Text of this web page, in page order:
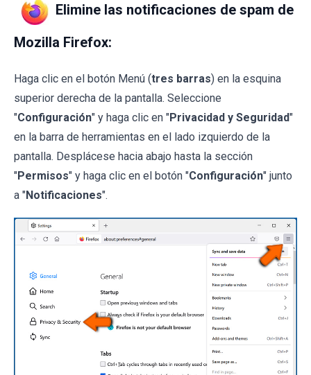
Elimine las notificaciones de spam de
Mozilla Firefox:
Haga clic en el botón Menú (tres barras) en la esquina
superior derecha de la pantalla. Seleccione
"Configuración" y haga clic en "Privacidad y Seguridad"
en la barra de herramientas en el lado izquierdo de la
pantalla. Desplácese hacia abajo hasta la sección
"Permisos" y haga clic en el botón "Configuración" junto
a "Notificaciones".